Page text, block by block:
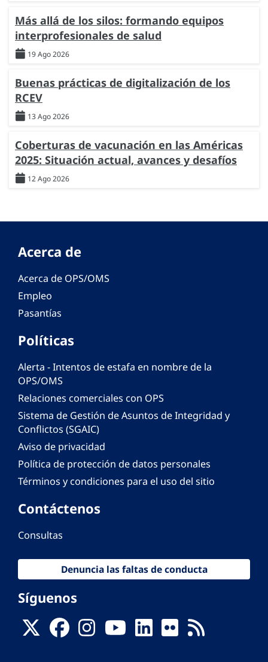
Más allá de los silos: formando equipos
interprofesionales de salud
19 Ago 2026
Buenas prácticas de digitalización de los
RCEV
13 Ago 2026
Coberturas de vacunación en las Américas
2025: Situación actual, avances y desafíos
12 Ago 2026
Acerca de
Acerca de OPS/OMS
Empleo
Pasantías
Políticas
Alerta - Intentos de estafa en nombre de la
OPS/OMS
Relaciones comerciales con OPS
Sistema de Gestión de Asuntos de Integridad y
Conflictos (SGAIC)
Aviso de privacidad
Política de protección de datos personales
Términos y condiciones para el uso del sitio
Contáctenos
Consultas
Denuncia las faltas de conducta
Síguenos